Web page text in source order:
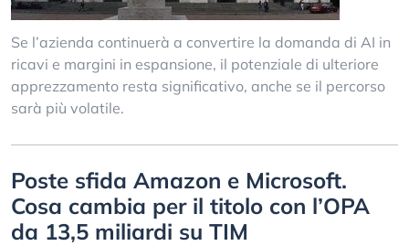
Se l’azienda continuerà a convertire la domanda di AI in
ricavi e margini in espansione, il potenziale di ulteriore
apprezzamento resta significativo, anche se il percorso
sarà più volatile.
Poste sfida Amazon e Microsoft.
Cosa cambia per il titolo con l’OPA
da 13,5 miliardi su TIM